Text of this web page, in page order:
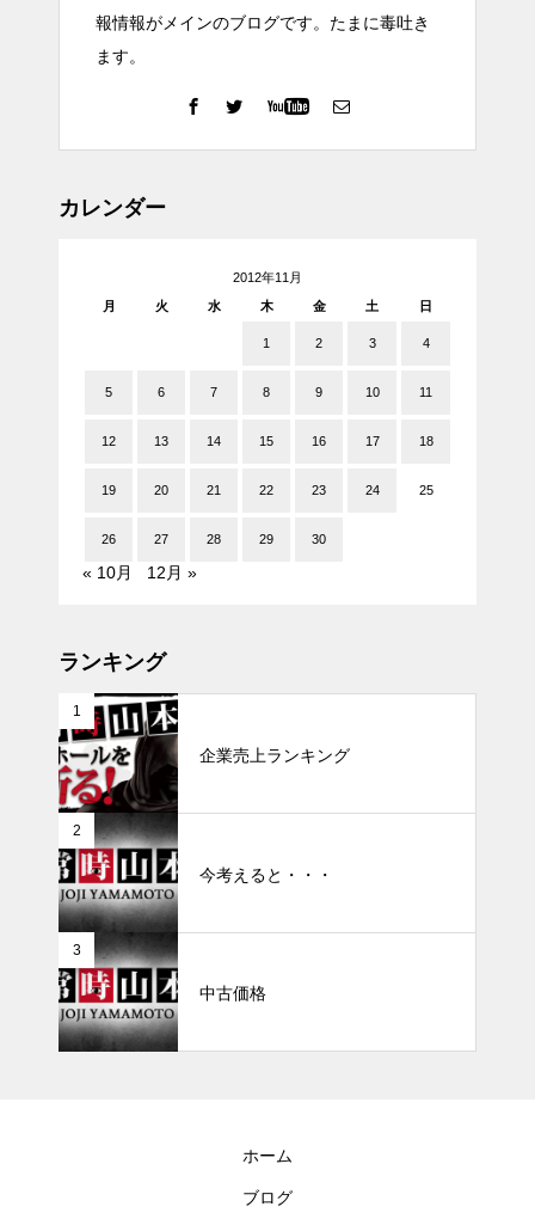
報情報がメインのブログです。たまに毒吐き
ます。
カレンダー
2012年11月
月
火 水 木 金 土 日
1 2 3 4
5 6 7 8 9 10 11
12 13 14 15 16 17 18
19 20 21 22 23 24 25
26 27 28 29 30
« 10月 12月 »
ランキング
1
企業売上ランキング
2
今考えると・・・
3
中古価格
ホーム
ブログ